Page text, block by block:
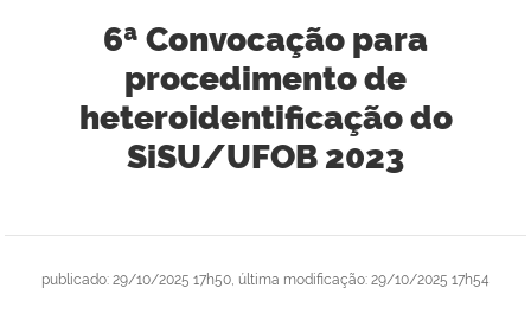
6ª Convocação para
procedimento de
heteroidentificação do
SiSU/UFOB 2023
publicado: 29/10/2025 17h50 última modificação: 29/10/2025 17h54